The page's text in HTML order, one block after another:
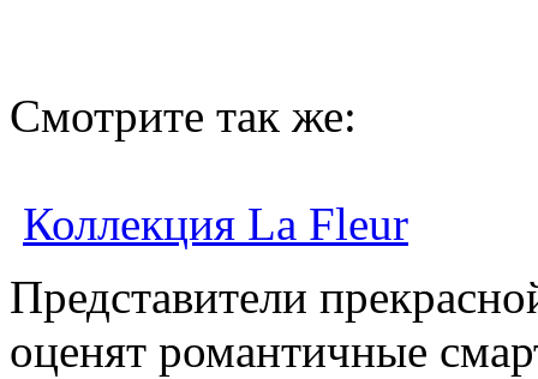
Смотрите так же:
Коллекция La Fleur
Представители
оценят романтичные